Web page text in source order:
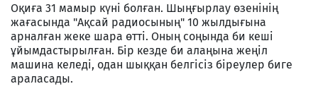
Оқиға 31 мамыр күні болған. Шыңғырлау өзенінің
жағасында "Ақсай радиосының" 10 жылдығына
арналған жеке шара өтті. Оның соңында би кеші
ұйымдастырылған. Бір кезде би алаңына жеңіл
машина келеді, одан шыққан белгісіз біреулер биге
араласады.